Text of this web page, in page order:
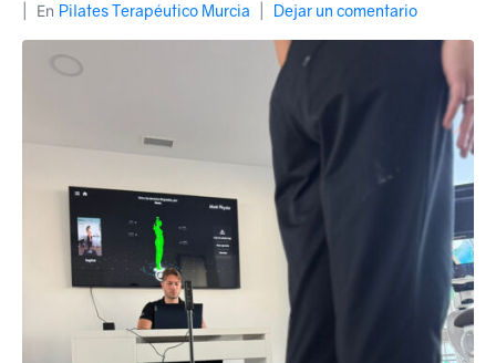
En Pilates Terapéutico Murcia Dejar un comentario